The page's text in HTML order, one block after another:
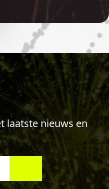
laatste nieuws en